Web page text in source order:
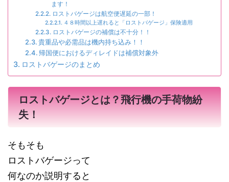
ます！
ロストバゲージは航空便遅延の一部！
４８時間以上遅れると「ロストバゲージ」保険適用
ロストバゲージの補償は不十分！！
貴重品や必需品は機内持ち込み！！
帰国便におけるディレイドは補償対象外
ロストバゲージのまとめ
ロストバゲージとは？飛行機の手荷物紛
失！
そもそも
ロストバゲージって
何なのか説明すると